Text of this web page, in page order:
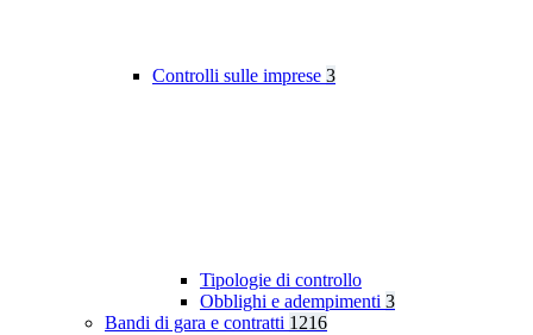
Controlli sulle imprese 3
Tipologie di controllo
Obblighi e adempimenti 3
Bandi di gara e contratti 1216